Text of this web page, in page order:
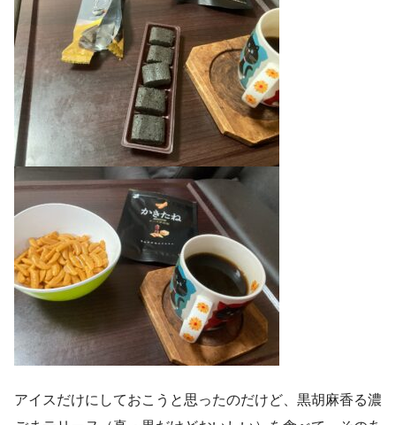
アイスだけにしておこうと思ったのだけど、黒胡麻香る濃